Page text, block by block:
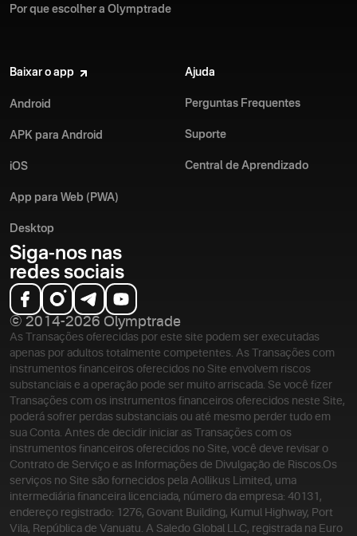
Por que escolher a Olymptrade
Baixar o app
Android
APK para Android
iOS
App para Web (PWA)
Desktop
Ajuda
Perguntas Frequentes
Suporte
Central de Aprendizado
Siga-nos nas
redes sociais
© 2014-2026 Olymptrade
As Transações oferecidas por este site podem ser executadas
apenas por adultos totalmente competentes. As Transações com
instrumentos financeiros oferecidos no Site envolvem riscos
substanciais e a operação pode ser muito arriscada. Se você fizer
Transações com os instrumentos financeiros oferecidos neste Site,
poderá sofrer perdas substanciais ou até mesmo perder tudo em
sua Conta. Antes de decidir iniciar as Transações com os
instrumentos financeiros oferecidos no Site, você deve revisar o
Contrato de Serviço e as Informações de Divulgação de Riscos.Os
serviços no Site são fornecidos pela Aollikus Limited, uma
intermediária financeira licenciada, número da empresa: 40131,
endereço registrado: 1276, Govant Building, Kumul Highway, Port
Vila, República de Vanuatu. A Saledo Global LLC, registrada na Euro